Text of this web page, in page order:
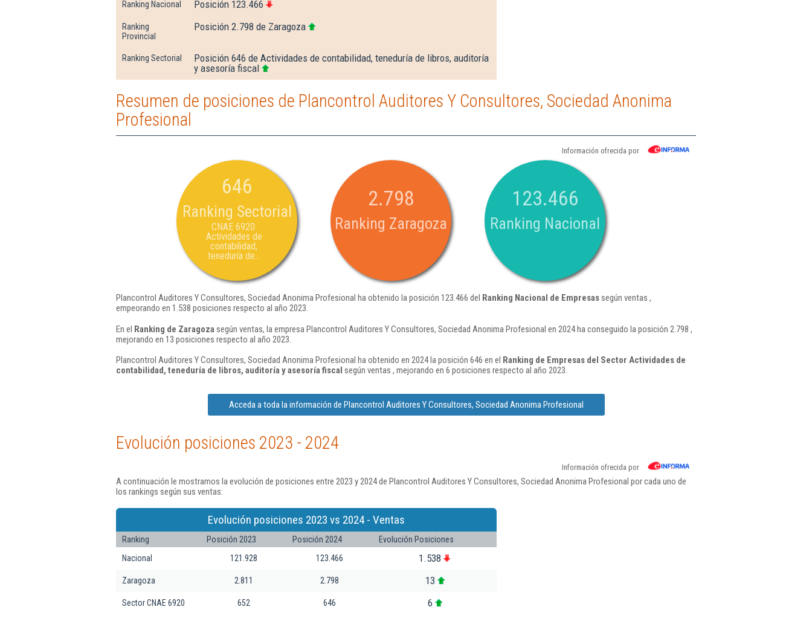
Ranking Nacional Posición 123.466
Ranking
Provincial
Posición 2.798 de Zaragoza
Ranking Sectorial
Posición 646 de Actividades de contabilidad, teneduría de libros, auditoría
y asesoría fiscal
Resumen de posiciones de Plancontrol Auditores Y Consultores, Sociedad Anonima
Profesional
Información ofrecida por
646
Ranking Sectorial
CNAE 6920:
Actividades de
contabilidad,
teneduría de...
2.798
Ranking Zaragoza
123.466
Ranking Nacional
Plancontrol Auditores Y Consultores, Sociedad Anonima Profesional ha obtenido la posición 123.466 del Ranking Nacional de Empresassegún ventas ,
empeorando en 1.538 posiciones respecto al año 2023.
En el Ranking de Zaragoza según ventas, la empresa Plancontrol Auditores Y Consultores, Sociedad Anonima Profesional en 2024 ha conseguido la posición 2.798 ,
mejorando en 13 posiciones respecto al año 2023.
Plancontrol Auditores Y Consultores, Sociedad Anonima Profesional ha obtenido en 2024 la posición 646 en el Ranking de Empresas del Sector Actividades de
contabilidad, teneduría de libros, auditoría y asesoría fiscal según ventas , mejorando en 6 posiciones respecto al año 2023.
Acceda a toda la información de Plancontrol Auditores Y Consultores, Sociedad Anonima Profesional
Evolución posiciones 2023 - 2024
Información ofrecida por
A continuación le mostramos la evolución de posiciones entre 2023 y 2024 de Plancontrol Auditores Y Consultores, Sociedad Anonima Profesional por cada uno de
los rankings según sus ventas:
Evolución posiciones 2023 vs 2024 - Ventas
Ranking Posición 2023 Posición 2024
Evolución Posiciones
Nacional
121.928 123.466 1.538
Zaragoza 2.811 2.798 13
Sector CNAE 6920 652 646 6